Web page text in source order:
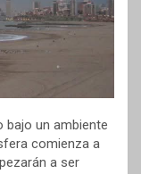
bajo un ambiente
comienza a
a ser